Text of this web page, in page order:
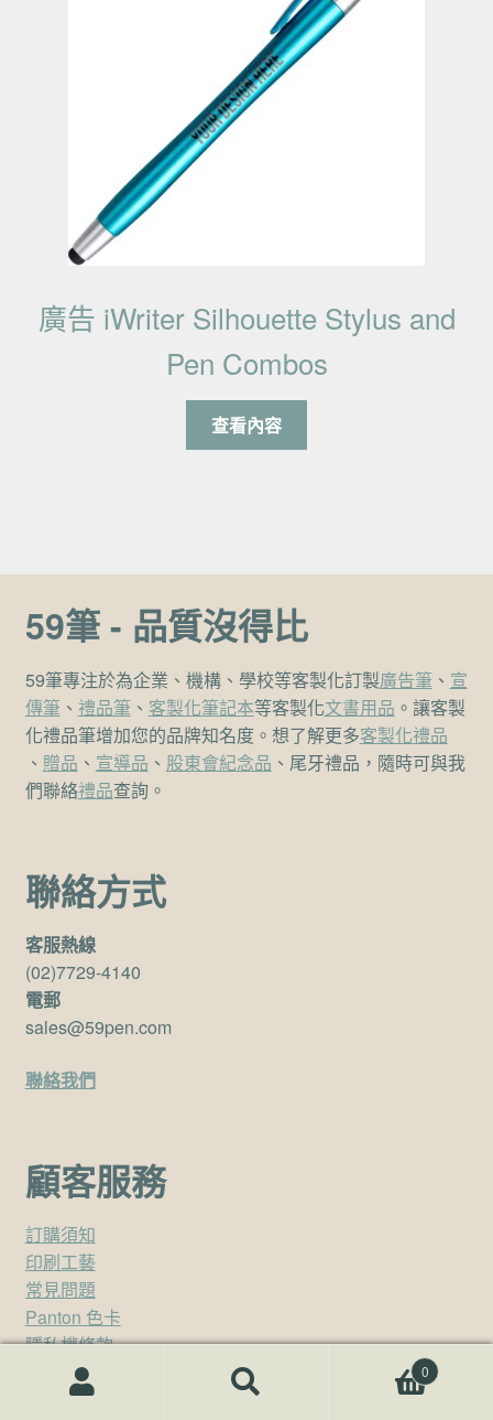
廣告 iWriter Silhouette Stylus and
Pen Combos
查看內容
59筆 - 品質沒得比
59筆專注於為企業、機構、學校等客製化訂製廣告筆、 宣
傳筆、 禮品筆、 客製化筆記本等客製化文書用品 。讓客製
化禮品筆增加您的品牌知名度。想了解更多客製化禮品
、 贈品 、 宣導品 、 股東會紀念品 、尾牙禮品，隨時可與我
們聯絡禮品查詢。
聯絡方式
客服熱線
(02)7729-4140
電郵
sales@59pen.com
聯絡我們
顧客服務
訂購須知
印刷工藝
常見問題
Panton 色卡
隱私權條款
搜尋關鍵字:
0